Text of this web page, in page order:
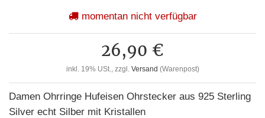
momentan nicht verfügbar
26,90 €
inkl. 19% USt., zzgl. Versand (Warenpost)
Damen Ohrringe Hufeisen Ohrstecker aus 925 Sterling
Silver echt Silber mit Kristallen